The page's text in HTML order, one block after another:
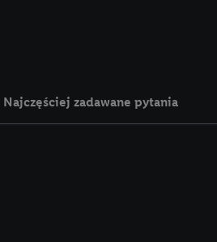
Najczęściej zadawane pytania
jednym z wyżej
możemy
rozpoznać
W tym celu
adres e-
adresu IP. Jeśli
użyciu adresu IP i
usług Lidl. W